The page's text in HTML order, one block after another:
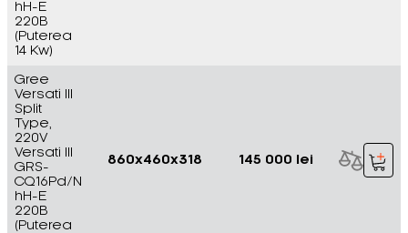
hH-E
220В
(Puterea
14 Kw)
Gree
Versati III
Split
Type,
220V
Versati III
GRS-
CQ16Pd/N
hH-E
220В
(Puterea
860x460x318 145 000 lei